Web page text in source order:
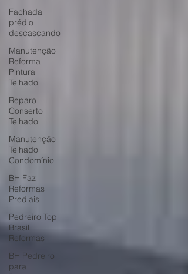
Fachada
prédio
descascando
Manutenção
Reforma
Pintura
Telhado
Reparo
Conserto
Telhado
Manutenção
Telhado
Condomínio
BH Faz
Reformas
Prediais
Pedreiro Top
Brasil
Reformas
BH Pedreiro
para